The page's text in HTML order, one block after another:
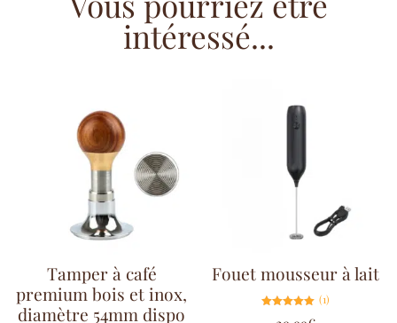
intéressé...
Tamper à café
premium bois et inox,
diamètre 54mm dispo
Fouet mousseur à lait
(1)